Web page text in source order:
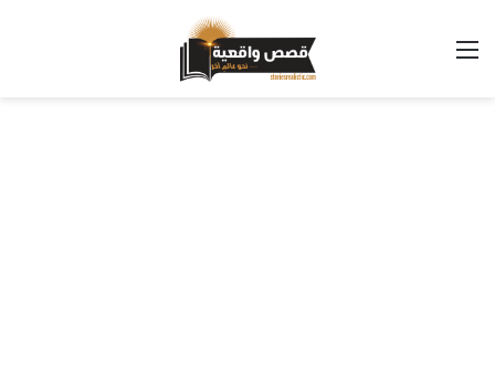
القائمة